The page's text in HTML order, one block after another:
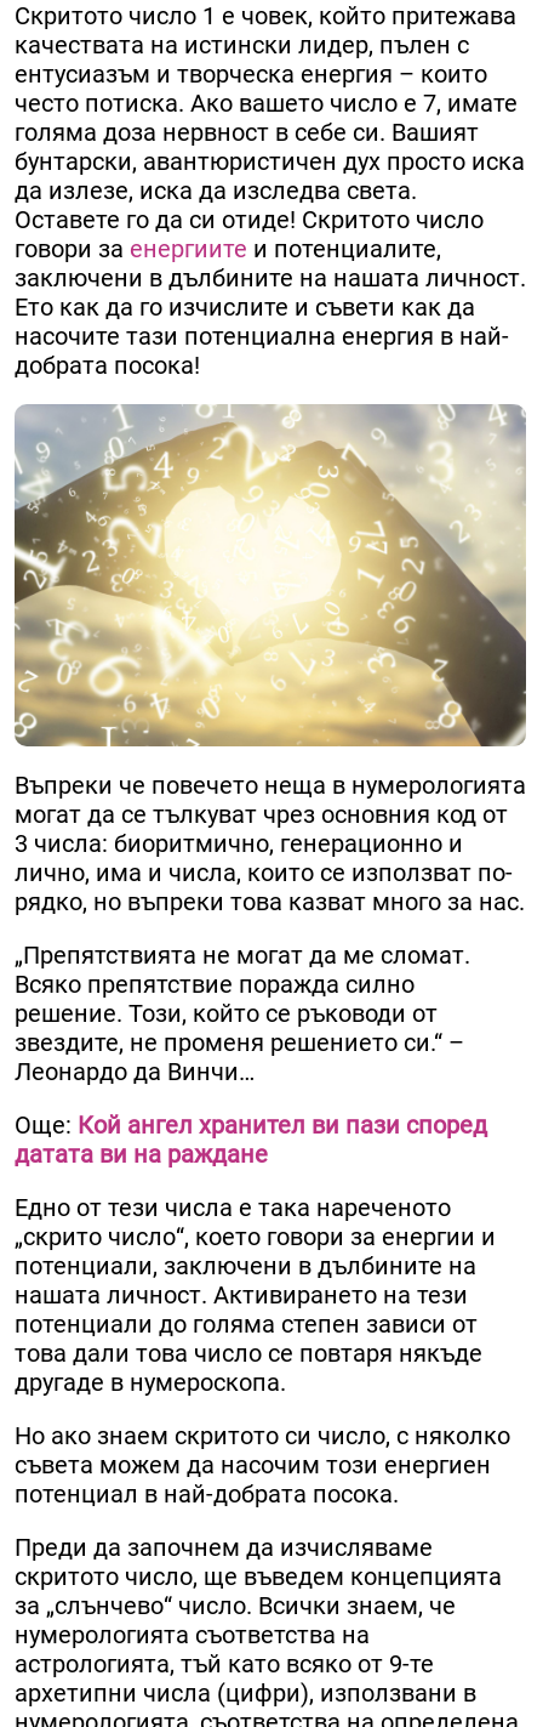
Скритото число 1 е човек, който притежава
качествата на истински лидер, пълен с
ентусиазъм и творческа енергия – които
често потиска. Ако вашето число е 7, имате
голяма доза нервност в себе си. Вашият
бунтарски, авантюристичен дух просто иска
да излезе, иска да изследва света.
Оставете го да си отиде! Скритото число
говори за енергиите и потенциалите,
заключени в дълбините на нашата личност.
Ето как да го изчислите и съвети как да
насочите тази потенциална енергия в най-
добрата посока!
Въпреки че повечето неща в нумерологията
могат да се тълкуват чрез основния код от
3 числа: биоритмично, генерационно и
лично, има и числа, които се използват по-
рядко, но въпреки това казват много за нас.
„Препятствията не могат да ме сломат.
Всяко препятствие поражда силно
решение. Този, който се ръководи от
звездите, не променя решението си.“ –
Леонардо да Винчи…
Още: Кой ангел хранител ви пази според
датата ви на раждане
Едно от тези числа е така нареченото
„скрито число“, което говори за енергии и
потенциали, заключени в дълбините на
нашата личност. Активирането на тези
потенциали до голяма степен зависи от
това дали това число се повтаря някъде
другаде в нумероскопа.
Но ако знаем скритото си число, с няколко
съвета можем да насочим този енергиен
потенциал в най-добрата посока.
Преди да започнем да изчисляваме
скритото число, ще въведем концепцията
за „слънчево“ число. Всички знаем, че
нумерологията съответства на
астрологията, тъй като всяко от 9-те
архетипни числа (цифри), използвани в